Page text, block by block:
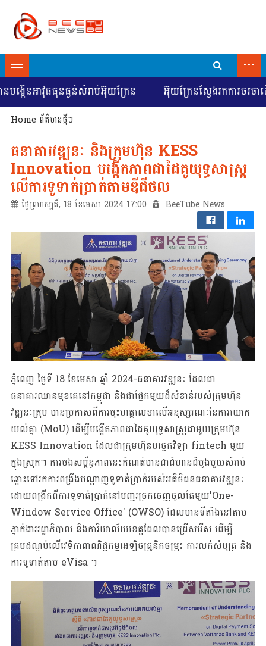
...
ធ្ងន់សំរាប់អ៊ុយក្រែន អ៊ុយក្រែនស្វែងរកការចរចាដើម្បីជម្ល
Home ព័ត៌មានថ្មីៗ
ធនាគារវឌ្ឍនៈ និងក្រុមហ៊ុន KESS
Innovation បង្កើតភាពជាដៃគូយុទ្ធសាស្ត្រ
លើការទូទាត់ប្រាក់តាមឌីជីថល
ថ្ងៃព្រហស្បតិ៍, 18 ខែមេសា 2024 17:00 BeeTube News
ភ្នំពេញ ថ្ងៃទី 18 ខែមេសា ឆ្នាំ 2024-ធនាគារវឌ្ឍនៈ ដែលជា
ធនាគារឈានមុខគេនៅកម្ពុជា និងជាផ្នែកមួយដ៏សំខាន់របស់ក្រុមហ៊ុន
វឌ្ឍនៈគ្រុប បានប្រកាសពីការចុះហត្ថលេខាលើអនុស្សរណៈនៃការយោគ
យល់គ្នា (MoU) ដើម្បីបង្កើតភាពជាដៃគូយុទ្ធសាស្ត្រជាមួយក្រុមហ៊ុន
KESS Innovation ដែលជាក្រុមហ៊ុនបច្ចេកវិទ្យា fintech មួយ
ក្នុងស្រុក។ ការចងសម្ព័ន្ធភាពនេះកំណត់បានជាជំហានដំបូងមួយសំរាប់
ឆ្ពោះទៅរកការពង្រឹងបណ្តាញទូទាត់ប្រាក់របស់អតិថិជនធនាគារវឌ្ឍនៈ
ដោយពង្រីកពីការទូទាត់ប្រាក់នៅបញ្ជរច្រកចេញចូលតែមួយ'One-
Window Service Office' (OWSO) ដែលមានទីតាំងនៅតាម
ភ្នាក់ងាររដ្ឋាភិបាល និងការិយាល័យខេត្តដែលបានជ្រើសរើស ដើម្បី
គ្របដណ្តប់លើវេទិកាពាណិជ្ជកម្មអេឡិចត្រូនិកចម្រុះ ការលក់សំបុត្រ និង
ការទូទាត់តាម eVisa ។